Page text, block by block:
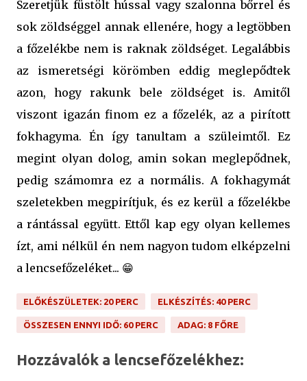
Szeretjük füstölt hússal vagy szalonna bőrrel és
sok zöldséggel annak ellenére, hogy a legtöbben
a főzelékbe nem is raknak zöldséget. Legalábbis
az ismeretségi körömben eddig meglepődtek
azon, hogy rakunk bele zöldséget is. Amitől
viszont igazán finom ez a főzelék, az a pirított
fokhagyma. Én így tanultam a szüleimtől. Ez
megint olyan dolog, amin sokan meglepődnek,
pedig számomra ez a normális. A fokhagymát
szeletekben megpirítjuk, és ez kerül a főzelékbe
a rántással együtt. Ettől kap egy olyan kellemes
ízt, ami nélkül én nem nagyon tudom elképzelni
a lencsefőzeléket... 😁
ELŐKÉSZÜLETEK: 20 PERC ELKÉSZÍTÉS: 40 PERC
ÖSSZESEN ENNYI IDŐ: 60 PERC ADAG: 8 FŐRE
Hozzávalók a lencsefőzelékhez: